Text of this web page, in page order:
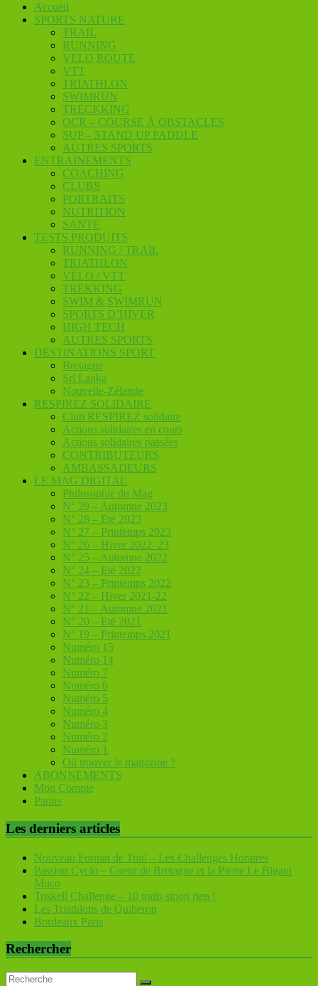
Accueil
SPORTS NATURE
TRAIL
RUNNING
VELO ROUTE
VTT
TRIATHLON
SWIMRUN
TRECKKING
OCR – COURSE À OBSTACLES
SUP – STAND UP PADDLE
AUTRES SPORTS
ENTRAINEMENTS
COACHING
CLUBS
PORTRAITS
NUTRITION
SANTE
TESTS PRODUITS
RUNNING / TRAIL
TRIATHLON
VÉLO / VTT
TREKKING
SWIM & SWIMRUN
SPORTS D’HIVER
HIGH TECH
AUTRES SPORTS
DESTINATIONS SPORT
Bretagne
Sri Lanka
Nouvelle-Zélande
RESPIREZ SOLIDAIRE
Club RESPIREZ solidaire
Actions solidaires en cours
Actions solidaires passées
CONTRIBUTEURS
AMBASSADEURS
LE MAG DIGITAL
Philosophie du Mag
N° 29 – Automne 2023
N° 28 – Eté 2023
N° 27 – Printemps 2023
N° 26 – Hiver 2022–23
N° 25 – Automne 2022
N° 24 – Eté 2022
N° 23 – Printemps 2022
N° 22 – Hiver 2021-22
N° 21 – Automne 2021
N° 20 – Eté 2021
N° 19 – Printemps 2021
Numéro 15
Numéro 14
Numéro 7
Numéro 6
Numéro 5
Numéro 4
Numéro 3
Numéro 2
Numéro 1
Où trouver le magazine ?
ABONNEMENTS
Mon Compte
Panier
Les derniers articles
Nouveau Format de Trail – Les Challenges Horaires
Passion Cyclo – Coeur de Bretagne et la Pierre Le Bigaut
Muco
Triskell Challenge – 10 trails sinon rien !
Les Triathlons de Quiberon
Bordeaux Paris
Rechercher